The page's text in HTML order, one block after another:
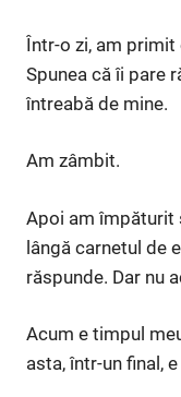
Într-o zi, am primit
Spunea că îi pare
întreabă de mine.
Am zâmbit.
Apoi am împăturit
lângă carnetul de
răspunde. Dar nu
Acum e timpul
asta, într-un final,